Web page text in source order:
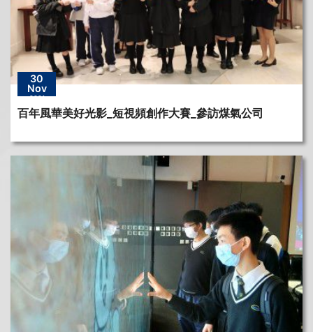
30
Nov
2021
百年風華美好光影_短視頻創作大賽_參訪煤氣公司